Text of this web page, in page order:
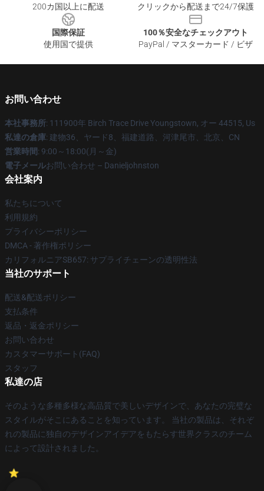
200カ国以上に配送
クリックから配送まで24/7保護
国際保証
使用国で提供
100％安全なチェックアウト
PayPal / マスターカード / ビザ
お問い合わせ
本社事務所: 111900年 Birch Trace Drive Youngstown, オー 44515, Us
私達の倉庫: 建物36、ヤード8、福建道路、河津尾市、北京、CN
営業時間: 9:00～18:00(月～金)
電子メールお問い合わせ – Danieljohnston
会社案内
私たちについて
利用規約
プライバシーポリシー
DMCA - 著作権ポリシー
カリフォルニアSB657: サプライチェーンの透明性法
当社のサポート
配送&配送ポリシー
支払条件
返品・返金ポリシー
お問い合わせ
カスタマーサポート(FAQ)
スタッフ
私達の店
そのような多種多様な高品質で美しいデザインで、あなたの完璧な
スタイルがそこにあることを知っています。 当社の製品は、それぞ
れの製品に独自のデザインアイデアをもたらす世界クラスのチーム
によって設計されました。